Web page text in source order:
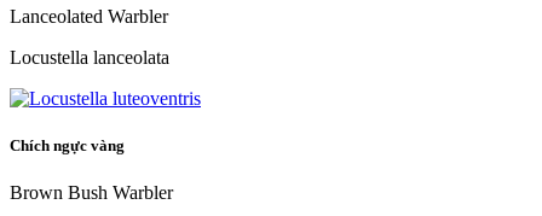
Lanceolated Warbler
Locustella lanceolata
Chích ngực vàng
Brown Bush Warbler